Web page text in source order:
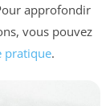
approfondir
vous pouvez
pratique.